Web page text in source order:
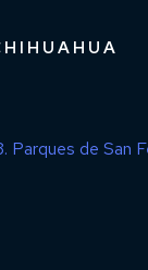
Parques de San